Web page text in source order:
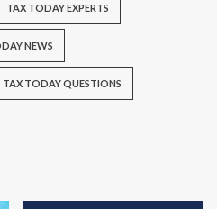
TAX TODAY EXPERTS
NEWS
TAX TODAY QUESTIONS